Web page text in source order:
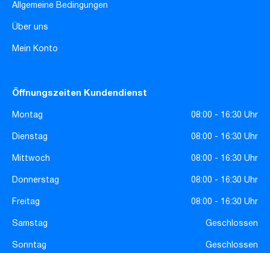
Allgemeine Bedingungen
Über uns
Mein Konto
Öffnungszeiten Kundendienst
Montag
08:00 - 16:30 Uhr
Dienstag
08:00 - 16:30 Uhr
Mittwoch
08:00 - 16:30 Uhr
Donnerstag
08:00 - 16:30 Uhr
Freitag
08:00 - 16:30 Uhr
Samstag
Geschlossen
Sonntag
Geschlossen